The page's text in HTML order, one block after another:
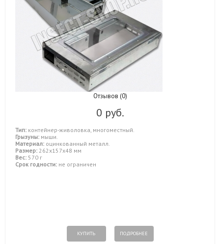
Отзывов (0)
0 руб.
Тип: контейнер-живоловка, многоместный.
Грызуны: мыши.
Материал: оцинкованный металл.
Размер: 262х157х48 мм
Вес: 570 г
Срок годности: не ограничен
КУПИТЬ ПОДРОБНЕЕ